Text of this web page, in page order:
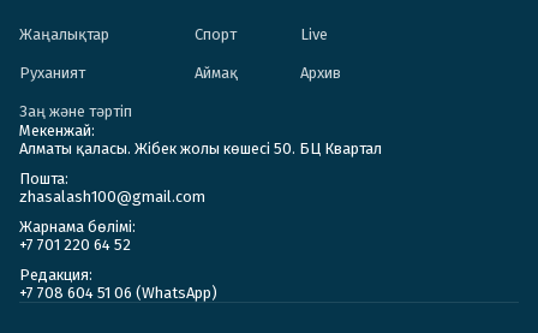
Жаңалықтар Спорт Live
Руханият Аймақ Архив
Заң және тәртіп
Мекенжай:
Алматы қаласы. Жібек жолы көшесі 50. БЦ Квартал
Пошта:
zhasalash100@gmail.com
Жарнама бөлімі:
+7 701 220 64 52
Редакция:
+7 708 604 51 06 (WhatsApp)